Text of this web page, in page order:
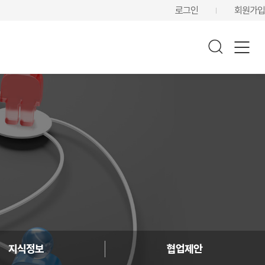
로그인 회원가입
지식정보 협업제안